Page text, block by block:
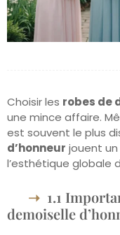
Choisir les robes de
une mince affaire.
est souvent le plus
d’honneur jouent
l’esthétique globale
1.1
demoiselle